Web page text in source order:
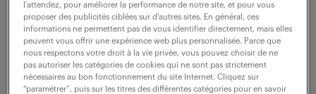
Vous rejoignez l'équipe en charge des
développements et des évolutions de la ligne de
produits Système de Lancement AAW (Anti-Air
l’attendez, pour améliorer la performance de notre site, et pour vous
proposer des publicités ciblées sur d’autres sites. En général, ces
informations ne permettent pas de vous identifier directement, mais elles
peuvent vous offrir une expérience web plus personnalisée. Parce que
nous respectons votre droit à la vie privée, vous pouvez choisir de ne
pas autoriser les catégories de cookies qui ne sont pas strictement
nécessaires au bon fonctionnement du site Internet. Cliquez sur
“paramétrer”, puis sur les titres des différentes catégories pour en savoir